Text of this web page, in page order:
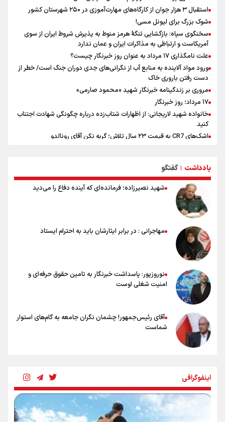
محاسبات دشمنان
استقبال ۳ هزار جوان از کارگاه‌های مهارت‌آموزی در ۲۵۰ شهرستان کشور
شوک بزرگ برای لیونل مسی!
سخنگوی سپاه: بازگشایی تنگۀ هرمز منوط به پذیرش شروط ایران از سوی
آمریکاست و ارتباطی به مذاکرات ایران و عمان ندارد
علت نامگذاری ۱۷ مرداد به عنوان روز خبرنگار چیست؟
ورود مواد آلاینده به منابع آب از نگرانی‌های جدی دوران جنگ است/ خطر از
دست رفتن باروری خاک
مروری بر زندگینامه خبرنگار شهید «محمود صارمی»
۱۷ مرداد؛ روز خبرنگار
خانواده شهید لاریجانی: از اظهارات شتاب‌زده درباره چگونگی شهادت اجتناب
کنید
اشک‌های CR7 به قیمت ۲۳ سال تلاش؛ گریه نکن آقای رونالدو
تلاش مدام برای زنده نگه داشتن هنر ایرانی
نصرتی: پاسخ بیرانوند سنخیتی با صحبت‌های علی دایی نداشت/
ملی‌پوشان نباید از خودشان تعریف کنند!
خلعتبری: جای دو سه نفر در جام جهانی خالی بود/ تیم ملی نیاز به تغییر
نسل دارد/ دوست دارم آرژانتین قهرمان شود
شاهرخی: اندازه داشته‌هایمان از بازار جام جهانی برداشت کردیم/ دودستی
سرنوشت صعود را به تیم‌های دیگر سپردیم
عالمی: جام جهانی از مرحله حذفی جان گرفت/ درباره شیوه بازی تیم ملی
نقد وجود دارد
یادداشت | گفتگو
شهید نصیرزاده؛ فرمانده‌ای که آینده دفاع را می‌دید
مهاجرانی : در برابر ایثارشان باید به احترام ایستاد
نوروزپور: پاسداشت خبرنگار به تامین حقوق حرفه‌ای و
امنیت شغلی اوست
آقای رئیس‌جمهور! چشمان نگران جامعه به گام‌های استوار
شماست
بنزین؛ تدبیری برای حفظ امنیت انرژی
اینفوگرافی